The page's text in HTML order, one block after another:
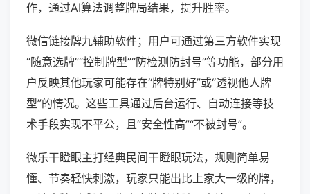
作，通过AI算法调整牌局结果，提升胜率。
微信链接牌九辅助软件；用户可通过第三方软件实现
“随意选牌”“控制牌型”“防检测防封号”等功能，部分用
户反映其他玩家可能存在“牌特别好”或“透视他人牌
型”的情况。这些工具通过后台运行、自动连接等技
术手段实现不平公，且“安全性高”“不被封号”。
微乐干瞪眼主打经典民间干瞪眼玩法，规则简单易
懂、节奏轻快刺激，玩家只能出比上家大一级的牌，